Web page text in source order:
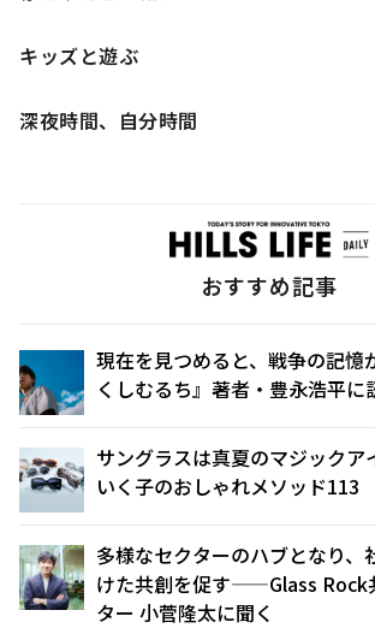
キッズと遊ぶ
深夜時間、自分時間
おすすめ記事
現在を見つめると、戦争の記憶
くしむるち』著者・豊永浩平に
サングラスは真夏のマジック
いく子のおしゃれメソッド113
多様なセクターのハブとなり、
けた共創を促す——Glass Rock
ター 小菅隆太に聞く